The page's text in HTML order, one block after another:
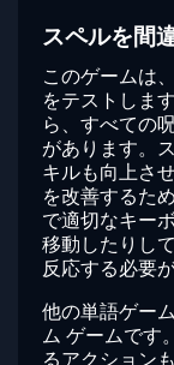
スペルを間
このゲームは
をテストしま
ら、すべての
があります。
キルも向上さ
を改善するた
で適切なキー
移動したりし
反応する必要
他の単語ゲー
ム ゲームです
るアクション